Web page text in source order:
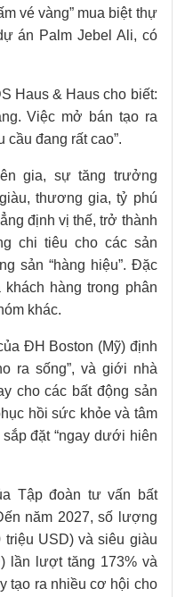
vé vàng” mua biệt thự
án Palm Jebel Ali, có
Haus & Haus cho biết:
Việc mở bán tạo ra
đang rất cao”.
gia, sự tăng trưởng
thương gia, tỷ phú
định vị thế, trở thành
chi tiêu cho các sản
sản “hàng hiệu”. Đặc
khách hàng trong phân
khác.
ĐH Boston (Mỹ) định
ra sống”, và giới nhà
cho các bất động sản
hồi sức khỏe và tâm
đặt “ngay dưới hiên
Tập đoàn tư vấn bất
năm 2027, số lượng
USD) và siêu giàu
lần lượt tăng 173% và
tạo ra nhiều cơ hội cho